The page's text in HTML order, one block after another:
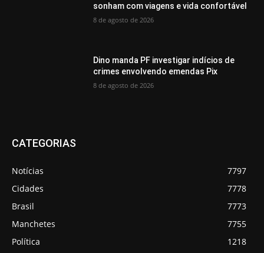
sonham com viagens e vida confortável
8 de agosto de 2026
Dino manda PF investigar indícios de
crimes envolvendo emendas Pix
8 de agosto de 2026
CATEGORIAS
Notícias
7797
Cidades
7778
Brasil
7773
Manchetes
7755
Política
1218